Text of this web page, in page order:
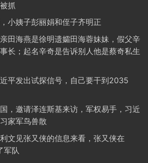
抓
小姨子彭丽娟和侄子齐明正
田海燕是徐明遗孀田海蓉妹妹，假父辛
长；起名辛奇是告诉别人他是蔡奇私生
平发出试探信号，自己要干到2035
，邀请泽连斯基来访，军权易手，习近
家军鸟兽散
文见张又侠的信息来看，张又侠在
军队